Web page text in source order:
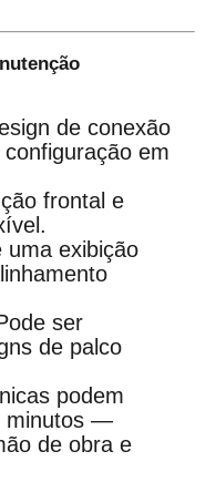
de conexão
em
frontal e
uma exibição
ser
de palco
podem
minutos —
de obra e